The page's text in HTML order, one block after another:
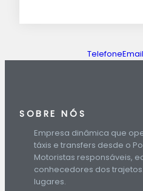
TelefoneEmail
SOBRE NÓS
Empresa dinâmica que
táxis e transfers desde o
Motoristas responsáveis,
conhecedores dos
lugares.